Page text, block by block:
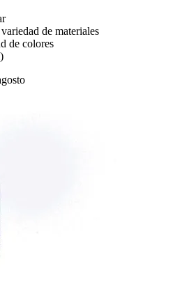
de materiales
de colores